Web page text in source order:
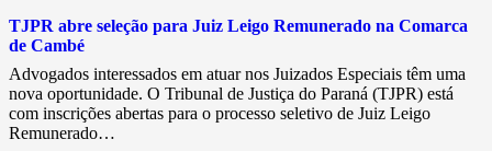
TJPR abre seleção para Juiz Leigo Remunerado na Comarca
de Cambé
Advogados interessados em atuar nos Juizados Especiais têm uma
nova oportunidade. O Tribunal de Justiça do Paraná (TJPR) está
com inscrições abertas para o processo seletivo de Juiz Leigo
Remunerado…